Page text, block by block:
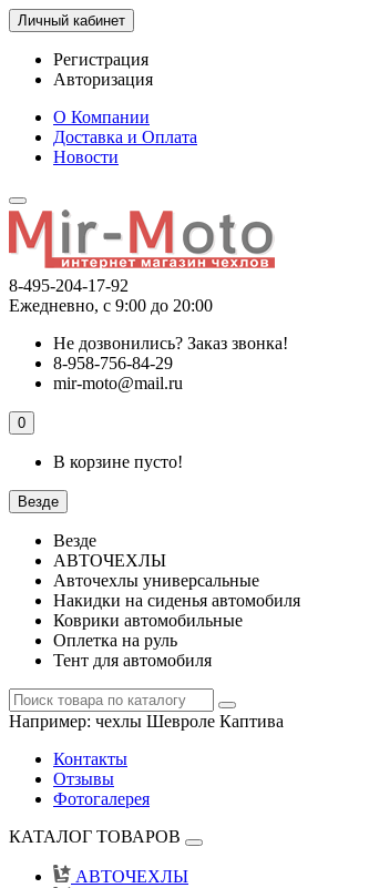
Личный кабинет
Регистрация
Авторизация
О Компании
Доставка и Оплата
Новости
8-495-204-17-92
Ежедневно, с 9:00 до 20:00
Не дозвонились? Заказ звонка!
8-958-756-84-29
mir-moto@mail.ru
0
В корзине пусто!
Везде
Везде
АВТОЧЕХЛЫ
Авточехлы универсальные
Накидки на сиденья автомобиля
Коврики автомобильные
Оплетка на руль
Тент для автомобиля
Например: чехлы Шевроле Каптива
Контакты
Отзывы
Фотогалерея
КАТАЛОГ ТОВАРОВ
АВТОЧЕХЛЫ